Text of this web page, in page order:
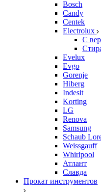
Bosch
Candy
Centek
Electrolux
С
Evelux
Evgo
Gorenje
Hiberg
Indesit
Korting
LG
Renova
Samsung
Schaub
Weissgauff
Whirlpool
Атлант
Славда
Прокат инструментов